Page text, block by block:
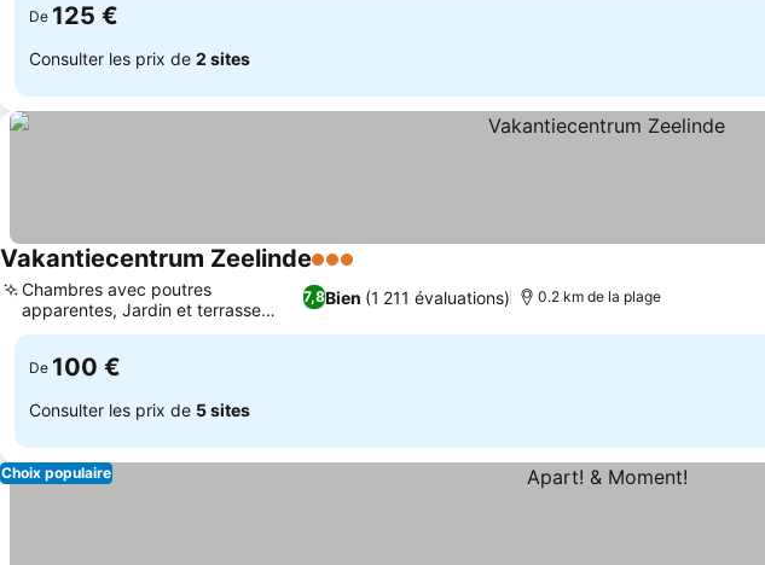
De 125 €
Consulter les prix de 2 sites
Vakantiecentrum Zeelinde3 Étoiles
7,8Bien (1 211 évaluations)
Chambres avec poutres
apparentes, Jardin et terrasse
relaxants
0.2 km de la plage
De 100 €
Consulter les prix de 5 sites
Choix populaire